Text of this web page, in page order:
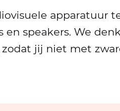
apparatuur
en speakers. We
jij niet met